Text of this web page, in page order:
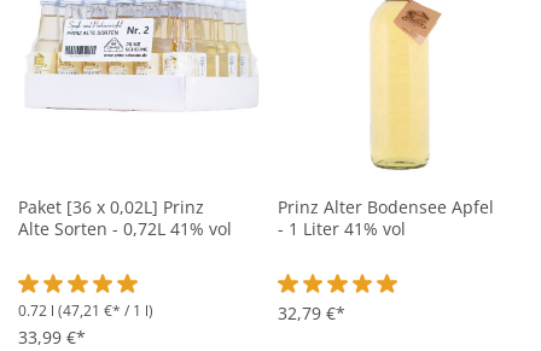
Paket [36 x 0,02L] Prinz
Alte Sorten - 0,72L 41% vol
Durchschnittliche Bewertung von 5 von 5 Sternen
0.72 l (47,21 €* / 1 l)
33,99 €*
Prinz Alter Bodensee Apfel
- 1 Liter 41% vol
Durchschnittliche Bewertung
32,79 €*